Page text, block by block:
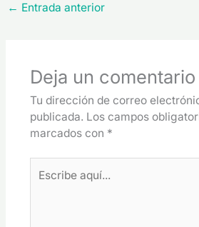
← Entrada anterior
Deja un comentario
Tu dirección de correo
publicada. Los campos
marcados con *
aquí...